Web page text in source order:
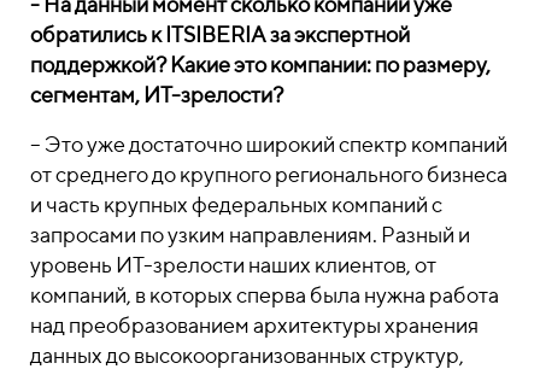
обратились к ITSIBERIA за экспертной
поддержкой? Какие это компании: по размеру,
сегментам, ИТ-зрелости?
– Это уже достаточно широкий спектр компаний
от среднего до крупного регионального бизнеса
и часть крупных федеральных компаний с
запросами по узким направлениям. Разный и
уровень ИТ-зрелости наших клиентов, от
компаний, в которых сперва была нужна работа
над преобразованием архитектуры хранения
данных до высокоорганизованных структур,